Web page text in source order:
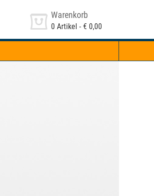
Warenkorb
0 Artikel - € 0,00